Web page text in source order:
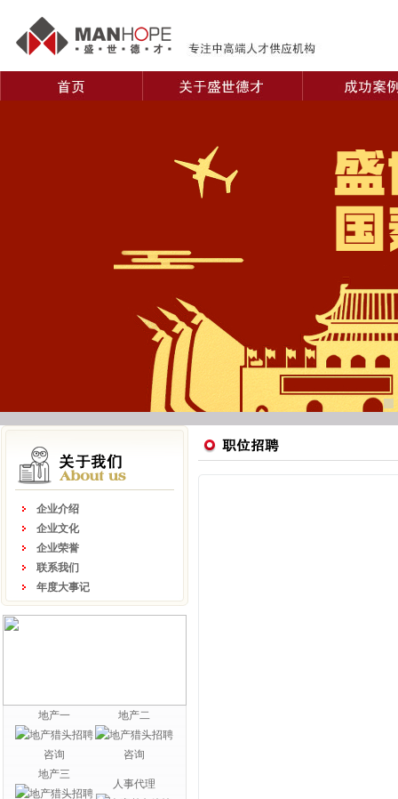
企业介绍
企业文化
企业荣誉
联系我们
年度大事记
地产一 地产二
地产三
人事代理